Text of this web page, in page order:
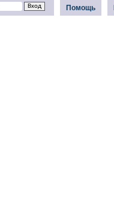
Помощь